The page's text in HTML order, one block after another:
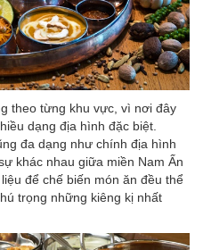
theo từng khu vực, vì nơi đây
dạng địa hình đặc biệt.
đa dạng như chính địa hình
khác nhau giữa miền Nam Ấn
để chế biến món ăn đều thể
trọng những kiêng kị nhất